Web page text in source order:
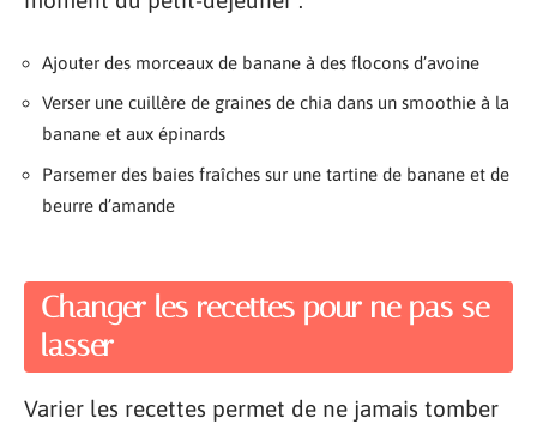
Ajouter des morceaux de banane à des flocons d’avoine
Verser une cuillère de graines de chia dans un smoothie à la
banane et aux épinards
Parsemer des baies fraîches sur une tartine de banane et de
beurre d’amande
Changer les recettes pour ne pas se
lasser
Varier les recettes permet de ne jamais tomber